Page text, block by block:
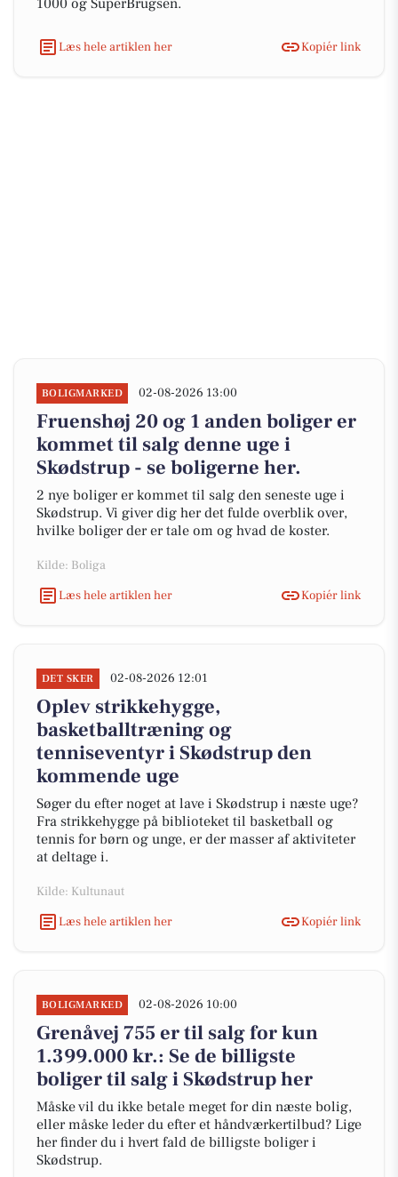
1000 og SuperBrugsen.
Læs hele artiklen her Kopiér link
BOLIGMARKED 02-08-2026 13:00
Fruenshøj 20 og 1 anden boliger er
kommet til salg denne uge i
Skødstrup - se boligerne her.
2 nye boliger er kommet til salg den seneste uge i
Skødstrup. Vi giver dig her det fulde overblik over,
hvilke boliger der er tale om og hvad de koster.
Kilde: Boliga
Læs hele artiklen her
Kopiér link
DET SKER 02-08-2026 12:01
Oplev strikkehygge,
basketballtræning og
tenniseventyr i Skødstrup den
kommende uge
Søger du efter noget at lave i Skødstrup i næste uge?
Fra strikkehygge på biblioteket til basketball og
tennis for børn og unge, er der masser af aktiviteter
at deltage i.
Kilde: Kultunaut
Læs hele artiklen her
Kopiér link
BOLIGMARKED 02-08-2026 10:00
Grenåvej 755 er til salg for kun
1.399.000 kr.: Se de billigste
boliger til salg i Skødstrup her
Måske vil du ikke betale meget for din næste bolig,
eller måske leder du efter et håndværkertilbud? Lige
her finder du i hvert fald de billigste boliger i
Skødstrup.